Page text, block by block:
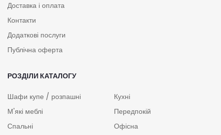
Доставка і оплата
Контакти
Додаткові послуги
Публічна оферта
РОЗДІЛИ КАТАЛОГУ
Шафи купе / розпашні
М'які меблі
Спальні
Кухні
Передпокій
Офісна